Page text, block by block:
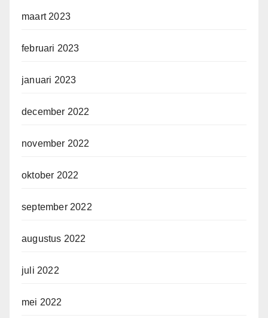
maart 2023
februari 2023
januari 2023
december 2022
november 2022
oktober 2022
september 2022
augustus 2022
juli 2022
mei 2022